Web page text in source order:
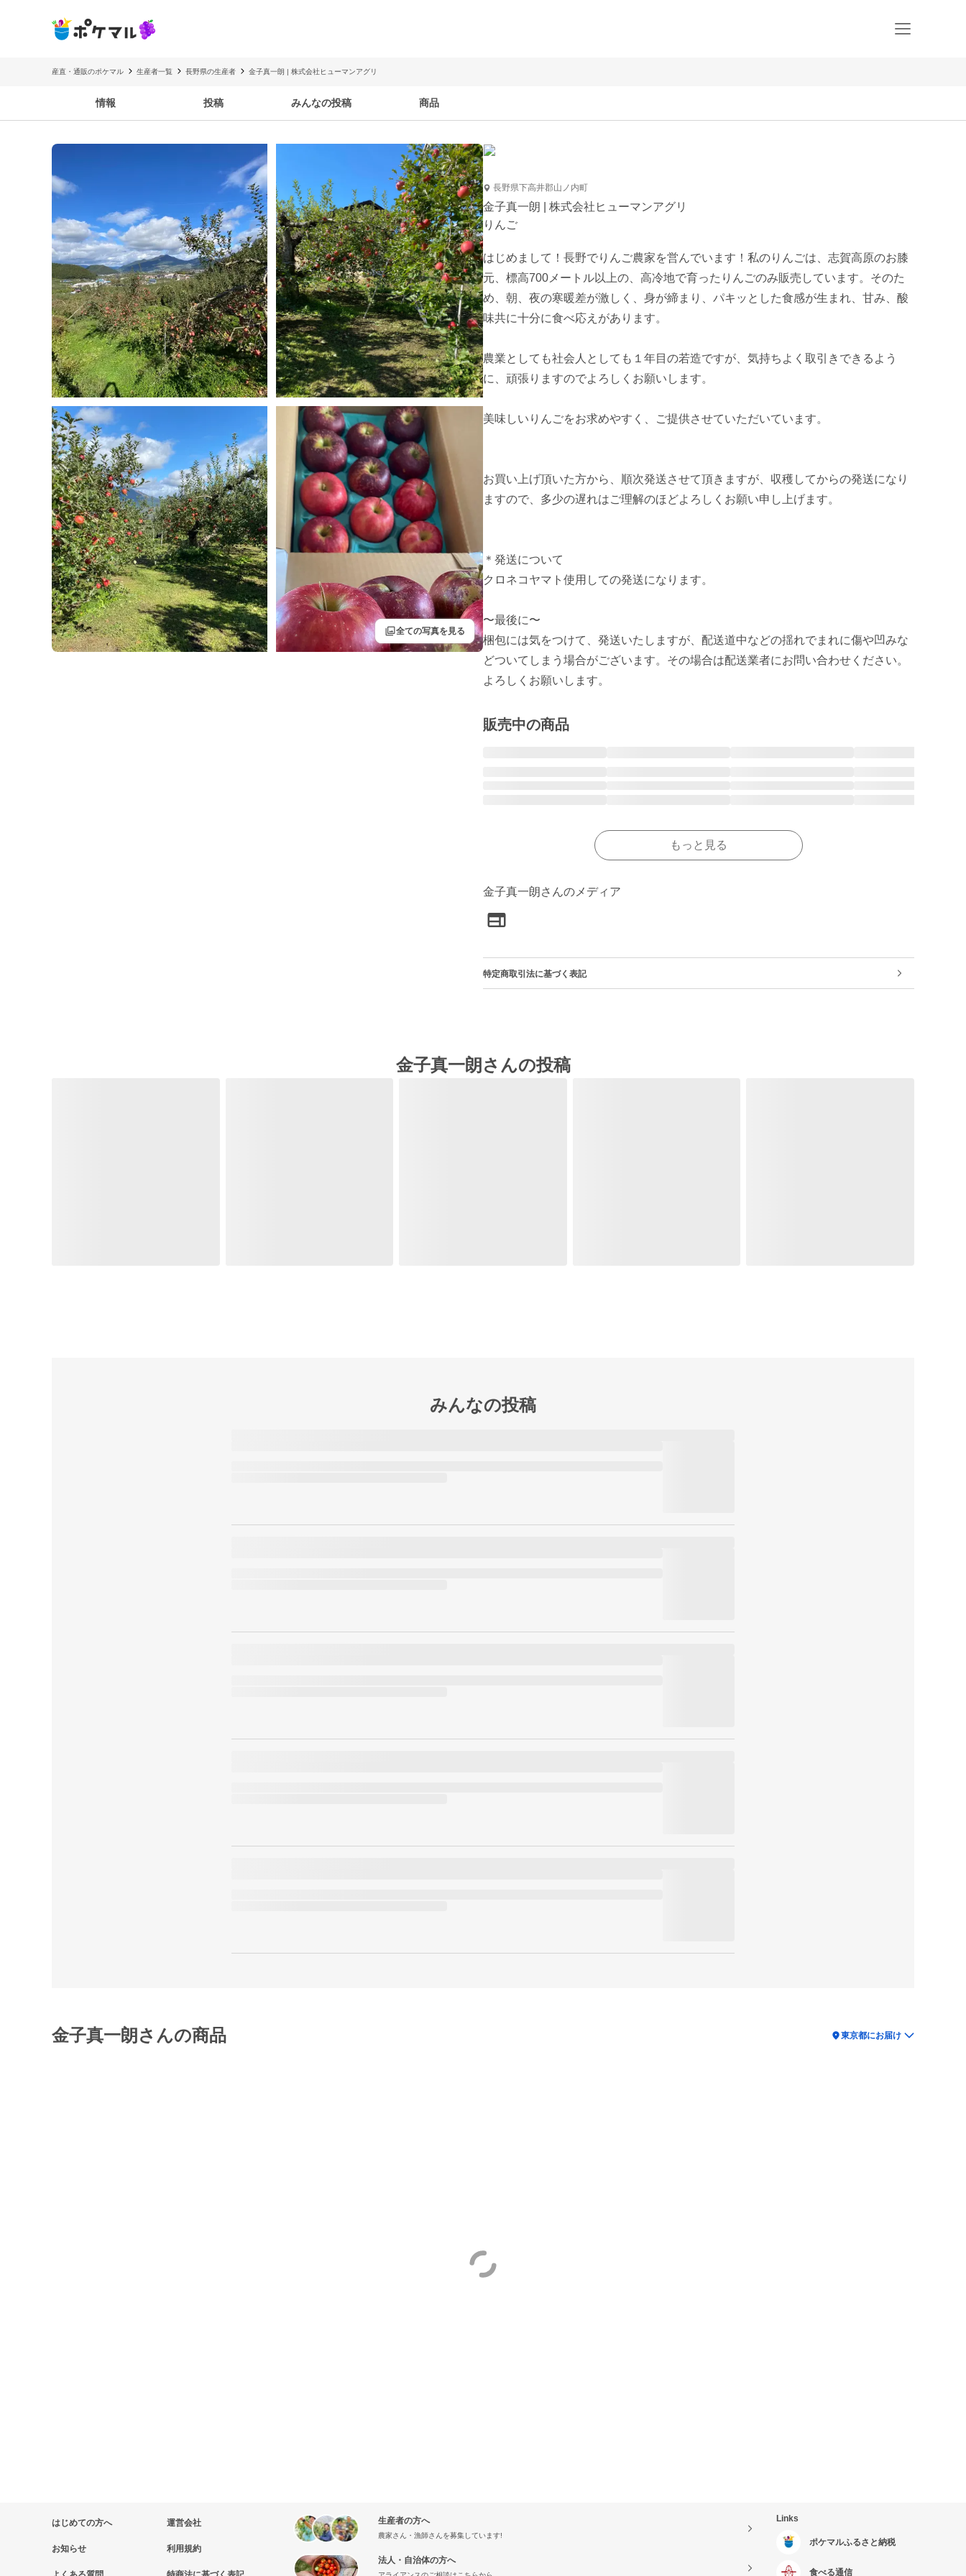
産直・通販のポケマル 生産者一覧 長野県の生産者 金子真一朗 | 株式会社ヒューマンアグリ
情報 投稿 みんなの投稿 商品
filter全ての写真を見る
長野県下高井郡山ノ内町
金子真一朗 | 株式会社ヒューマンアグリ
りんご
はじめまして！長野でりんご農家を営んでいます！私のりんごは、志賀高原のお膝
元、標高700メートル以上の、高冷地で育ったりんごのみ販売しています。そのた
め、朝、夜の寒暖差が激しく、身が締まり、パキッとした食感が生まれ、甘み、酸
味共に十分に食べ応えがあります。
農業としても社会人としても１年目の若造ですが、気持ちよく取引きできるよう
に、頑張りますのでよろしくお願いします。
美味しいりんごをお求めやすく、ご提供させていただいています。
お買い上げ頂いた方から、順次発送させて頂きますが、収穫してからの発送になり
ますので、多少の遅れはご理解のほどよろしくお願い申し上げます。
＊発送について
クロネコヤマト使用しての発送になります。
〜最後に〜
梱包には気をつけて、発送いたしますが、配送道中などの揺れでまれに傷や凹みな
どついてしまう場合がございます。その場合は配送業者にお問い合わせください。
よろしくお願いします。
販売中の商品
もっと見る
金子真一朗さんのメディア
特定商取引法に基づく表記
金子真一朗さんの投稿
みんなの投稿
金子真一朗さんの商品 location_on東京都にお届け
はじめての方へ
お知らせ
運営会社
利用規約
生産者の方へ
農家さん・漁師さんを募集しています!
法人・自治体の方へ
Links
ポケマルふるさと納税
食べる通信